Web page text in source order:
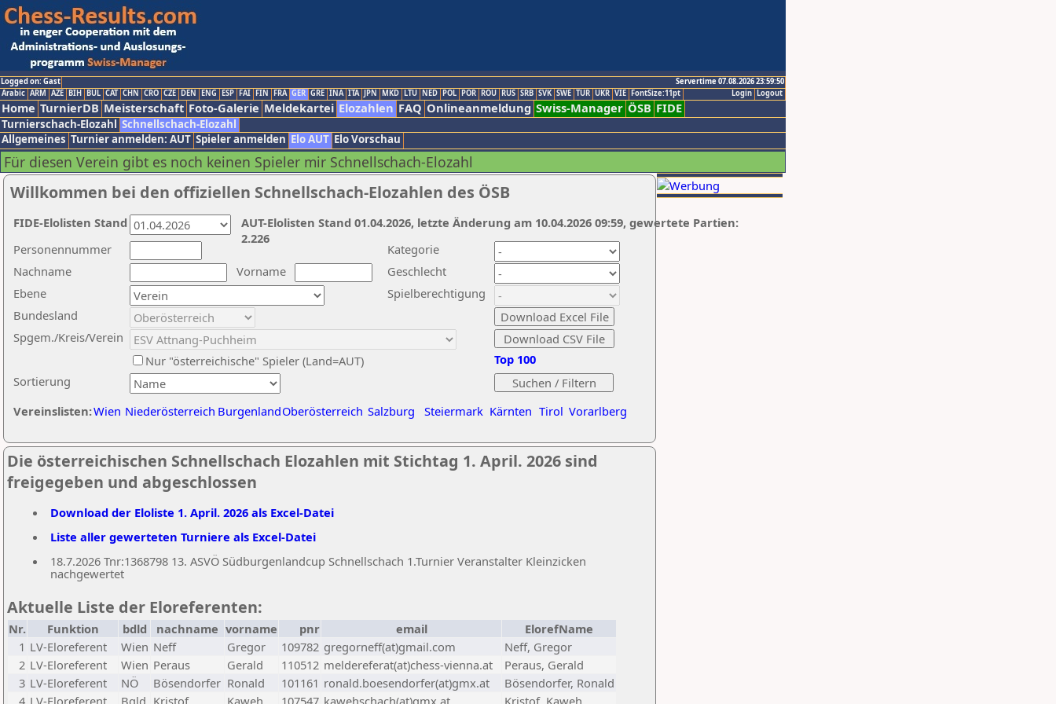
Logged on: Gast
Servertime 07.08.2026 23:59:50
Logout
Login
Arabic ARM AZE BIH BUL CAT CHN CRO CZE DEN ENG ESP FAI FIN FRA GER GRE INA ITA JPN MKD LTU NED POL POR ROU RUS SRB SVK SWE TUR UKR VIE FontSize:11pt
Home TurnierDB Meisterschaft Foto-Galerie Meldekartei Elozahlen FAQ Onlineanmeldung Swiss-Manager ÖSB FIDE
Turnierschach-Elozahl Schnellschach-Elozahl
Allgemeines Turnier anmelden: AUT Spieler anmelden Elo AUT Elo Vorschau
Für diesen Verein gibt es noch keinen Spieler mir Schnellschach-Elozahl
Willkommen bei den offiziellen Schnellschach-Elozahlen des ÖSB
Nachname
Vorname
Ebene
Kategorie
Sortierung
Personennummer
Bundesland
Spgem./Kreis/Verein
Geschlecht
Nur "österreichische" Spieler (Land=AUT)
Spielberechtigung
Vereinslisten:Wien Niederösterreich BurgenlandOberösterreich Salzburg Steiermark Kärnten Tirol Vorarlberg
Top 100
AUT-Elolisten Stand 01.04.2026, letzte Änderung am 10.04.2026 09:59, gewertete Partien:
2.226
FIDE-Elolisten Stand
Die österreichischen Schnellschach Elozahlen mit Stichtag 1. April. 2026 sind
freigegeben und abgeschlossen
Download der Eloliste 1. April. 2026 als Excel-Datei
Liste aller gewerteten Turniere als Excel-Datei
18.7.2026 Tnr:1368798 13. ASVÖ Südburgenlandcup Schnellschach 1.Turnier Veranstalter Kleinzicken
nachgewertet
Aktuelle Liste der Eloreferenten:
Nr. Funktion bdld nachname vorname pnr email
ElorefName
1 LV-Eloreferent Wien Neff Gregor 109782 gregorneff(at)gmail.com
Neff, Gregor
2 LV-Eloreferent Wien Peraus Gerald 110512 meldereferat(at)chess-vienna.at
Peraus, Gerald
3 LV-Eloreferent NÖ Bösendorfer Ronald 101161 ronald.boesendorfer(at)gmx.at
Bösendorfer, Ronald